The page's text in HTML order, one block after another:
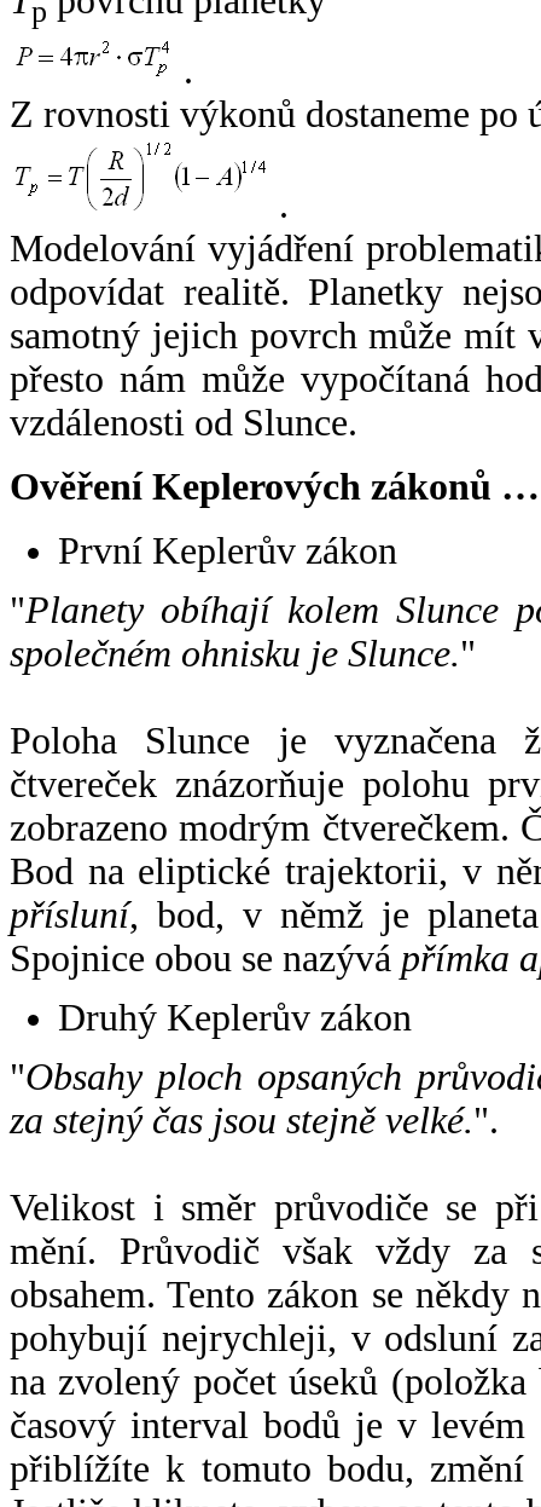
p
.
Z rovnosti výkonů dostaneme po
.
Modelování vyjádření
odpovídat realitě. Planetky
samotný jejich povrch může mít
přesto nám může vypočítaná
vzdálenosti od Slunce.
Ověření Keplerových zákonů …
První Keplerův zákon
"Planety obíhají kolem Slunce
společném ohnisku je Slunce."
Poloha Slunce je vyznačena
čtvereček znázorňuje polohu
zobrazeno modrým čtverečkem.
Bod na eliptické trajektorii, v
přísluní, bod, v němž je
Spojnice obou se nazývá přímka
Druhý Keplerův zákon
"Obsahy ploch opsaných
za stejný čas jsou stejně velké.".
Velikost i směr průvodiče se
mění. Průvodič však vždy za
obsahem. Tento zákon se někdy
pohybují nejrychleji, v odsluní
na zvolený počet úseků
časový interval bodů je v
přiblížíte k tomuto bodu,